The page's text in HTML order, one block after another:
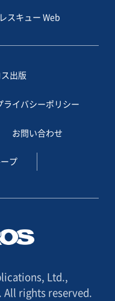
スキュー Web
出版
ライバシーポリシー
お問い合わせ
プ
Ltd.,
All rights reserved.